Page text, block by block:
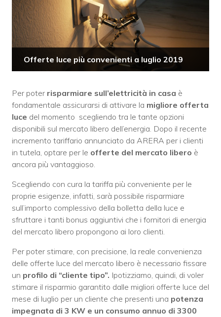
Offerte luce più convenienti a luglio 2019
Per poter risparmiare sull’elettricità in casa è
fondamentale assicurarsi di attivare la migliore offerta
luce del momento scegliendo tra le tante opzioni
disponibili sul mercato libero dell’energia. Dopo il recente
incremento tariffario annunciato da ARERA per i clienti
in tutela, optare per le offerte del mercato libero è
ancora più vantaggioso.
Scegliendo con cura la tariffa più conveniente per le
proprie esigenze, infatti, sarà possibile risparmiare
sull’importo complessivo della bolletta della luce e
sfruttare i tanti bonus aggiuntivi che i fornitori di energia
del mercato libero propongono ai loro clienti.
Per poter stimare, con precisione, la reale convenienza
delle offerte luce del mercato libero è necessario fissare
un profilo di “cliente tipo”. Ipotizziamo, quindi, di voler
stimare il risparmio garantito dalle migliori offerte luce del
mese di luglio per un cliente che presenti una potenza
impegnata di 3 KW e un consumo annuo di 3300